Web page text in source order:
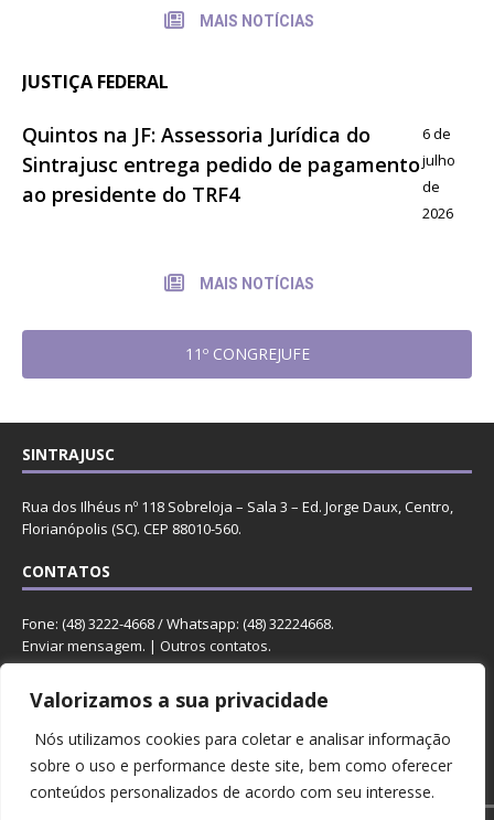
Valorizamos a sua privacidade
Nós utilizamos cookies para coletar e analisar informação
sobre o uso e performance deste site, bem como oferecer
conteúdos personalizados de acordo com seu interesse.
MAIS NOTÍCIAS
JUSTIÇA FEDERAL
Quintos na JF: Assessoria Jurídica do
Sintrajusc entrega pedido de pagamento
ao presidente do TRF4
6 de
julho
de
2026
MAIS NOTÍCIAS
11º CONGREJUFE
SINTRAJUSC
Rua dos Ilhéus nº 118 Sobreloja – Sala 3 – Ed. Jorge Daux, Centro,
Florianópolis (SC). CEP 88010-560.
CONTATOS
Fone: (48) 3222-4668 / Whatsapp: (48) 32224668.
Enviar mensagem. | Outros contatos.
REDES